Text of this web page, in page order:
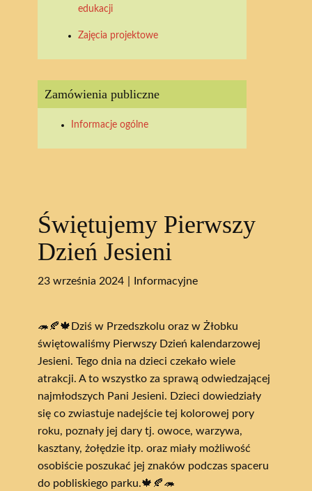
edukacji
Zajęcia projektowe
Zamówienia publiczne
Informacje ogólne
Świętujemy Pierwszy
Dzień Jesieni
23 września 2024 Informacyjne
🦔🍂🍁Dziś w Przedszkolu oraz w Żłobku
świętowaliśmy Pierwszy Dzień kalendarzowej
Jesieni. Tego dnia na dzieci czekało wiele
atrakcji. A to wszystko za sprawą odwiedzającej
najmłodszych Pani Jesieni. Dzieci dowiedziały
się co zwiastuje nadejście tej kolorowej pory
roku, poznały jej dary tj. owoce, warzywa,
kasztany, żołędzie itp. oraz miały możliwość
osobiście poszukać jej znaków podczas spaceru
do pobliskiego parku.🍁🍂🦔